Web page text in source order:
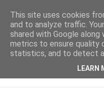
This site uses cookies
and to analyze traffic.
shared with Google
metrics to ensure quality
statistics, and to detect
LEARN